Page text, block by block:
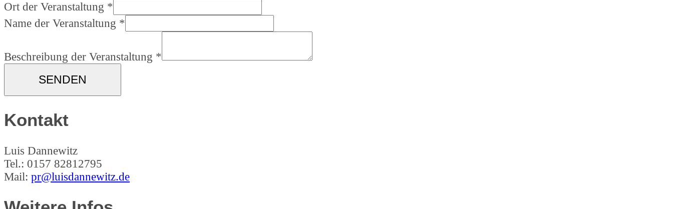
Ort der Veranstaltung *
Name der Veranstaltung *
Beschreibung der Veranstaltung *
SENDEN
Kontakt
Luis Dannewitz
Tel.: 0157 82812795
Mail: pr@luisdannewitz.de